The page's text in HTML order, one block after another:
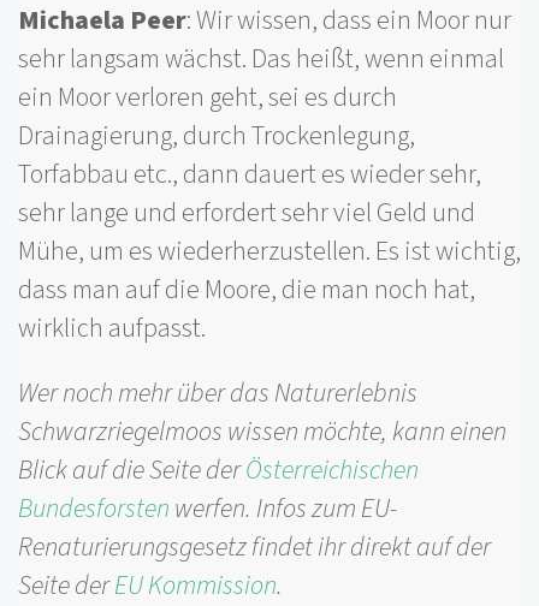
Michaela Peer: Wir wissen, dass ein Moor nur
sehr langsam wächst. Das heißt, wenn einmal
ein Moor verloren geht, sei es durch
Drainagierung, durch Trockenlegung,
Torfabbau etc., dann dauert es wieder sehr,
sehr lange und erfordert sehr viel Geld und
Mühe, um es wiederherzustellen. Es ist wichtig,
dass man auf die Moore, die man noch hat,
wirklich aufpasst.
Wer noch mehr über das Naturerlebnis
Schwarzriegelmoos wissen möchte, kann einen
Blick auf die Seite derÖsterreichischen
Bundesforstenwerfen. Infos zum EU-
Renaturierungsgesetz findet ihr direkt auf der
Seite derEU Kommission.